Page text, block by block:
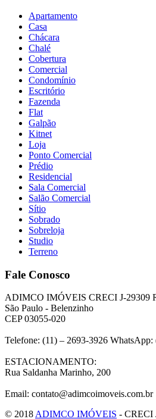
Apartamento
Casa
Chácara
Chalé
Cobertura
Comercial
Condomínio
Escritório
Fazenda
Flat
Galpão
Kitnet
Loja
Ponto Comercial
Prédio
Residencial
Sala Comercial
Salão Comercial
Sítio
Sobrado
Sobreloja
Studio
Terreno
Fale Conosco
ADIMCO IMÓVEIS CRECI J-29309
São Paulo - Belenzinho
CEP 03055-020
Telefone: (11) – 2693-3926
ESTACIONAMENTO:
Rua Saldanha Marinho, 200
Email: contato@adimcoimoveis.com.br
© 2018ADIMCO IMÓVEIS - CRECI